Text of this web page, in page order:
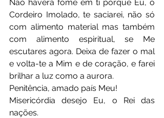
Não haverá fome em ti porque Eu, o
Cordeiro Imolado, te saciarei, não só
com alimento material mas também
com alimento espiritual, se Me
escutares agora. Deixa de fazer o mal
e volta-te a Mim e de coração, e farei
brilhar a luz como a aurora.
Penitência, amado país Meu!
Misericórdia desejo Eu, o Rei das
nações.